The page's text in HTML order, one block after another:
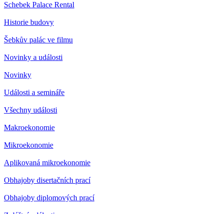
Schebek Palace Rental
Historie budovy
Šebkův palác ve filmu
Novinky a události
Novinky
Události a semináře
Všechny události
Makroekonomie
Mikroekonomie
Aplikovaná mikroekonomie
Obhajoby disertačních prací
Obhajoby diplomových prací